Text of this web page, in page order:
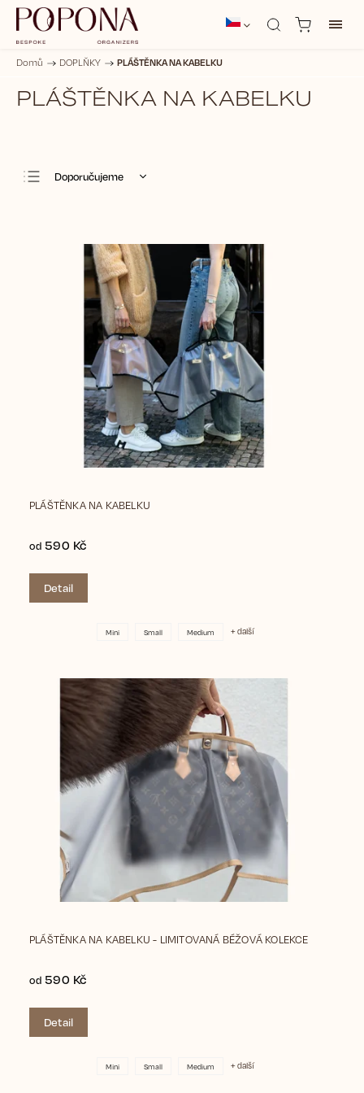
Domů / DOPLŇKY / PLÁŠTĚNKA NA KABELKU
PLÁŠTĚNKA NA KABELKU
Doporučujeme
Nejprodávanější
Abecedně
PLÁŠTĚNKA NA KABELKU
od 590 Kč
Detail
Mini Small Medium + další
PLÁŠTĚNKA NA KABELKU - LIMITOVANÁ BÉŽOVÁ KOLEKCE
od 590 Kč
Detail
Mini Small Medium + další